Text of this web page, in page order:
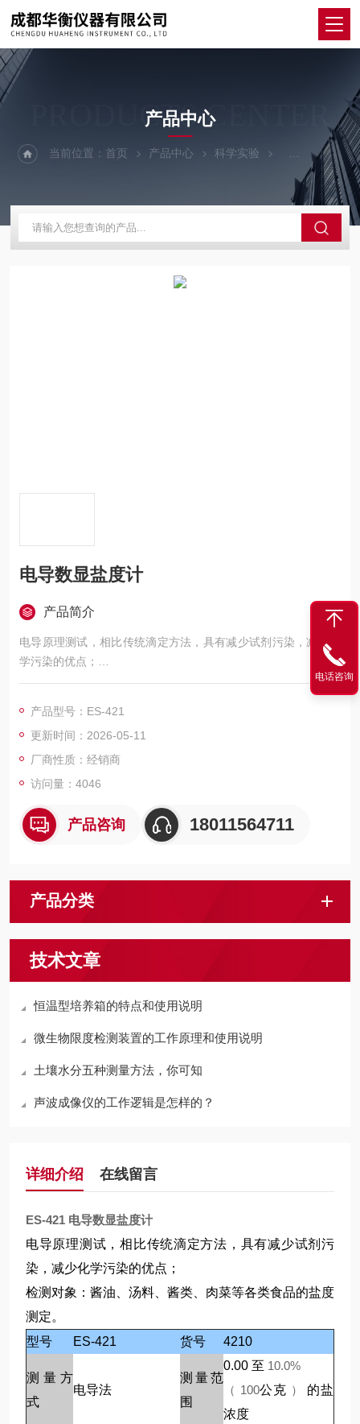
PRODUCTS CENTER
产品中心
当前位置：首页 产品中心 科学实验 其他仪器设备
电导数显盐度计
产品简介
电导原理测试，相比传统滴定方法，具有减少试剂污染，减少化
学污染的优点；
检测对象：酱油、汤料、酱类、肉菜等各类食品的盐度测定。
产品型号：ES-421
更新时间：2026-05-11
厂商性质：经销商
访问量：4046
产品咨询 18011564711
产品分类
技术文章
恒温型培养箱的特点和使用说明
微生物限度检测装置的工作原理和使用说明
土壤水分五种测量方法，你可知
声波成像仪的工作逻辑是怎样的？
详细介绍 在线留言
ES-421 电导数显盐度计
电导原理测试，相比传统滴定方法，具有减少试剂污
染，减少化学污染的优点；
检测对象：酱油、汤料、酱类、肉菜等各类食品的盐度
测定。
型号
ES-421 货号 4210
测量方
式
电导法
测量范
围
0.00 至 10.0%
（ 100公克 ） 的盐
浓度
电话咨询